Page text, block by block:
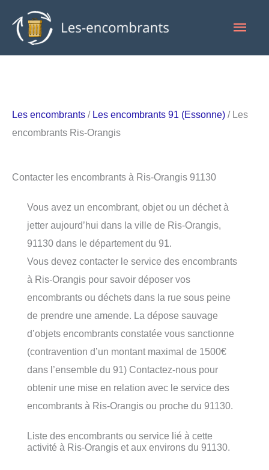
contenu
Les encombrants / Les encombrants 91 (Essonne) / Les
encombrants Ris-Orangis
Contacter les encombrants à Ris-Orangis 91130
Vous avez un encombrant, objet ou un déchet à
jetter aujourd’hui dans la ville de Ris-Orangis,
91130 dans le département du 91.
Vous devez contacter le service des encombrants
à Ris-Orangis pour savoir déposer vos
encombrants ou déchets dans la rue sous peine
de prendre une amende. La dépose sauvage
d’objets encombrants constatée vous sanctionne
(contravention d’un montant maximal de 1500€
dans l’ensemble du 91) Contactez-nous pour
obtenir une mise en relation avec le service des
encombrants à Ris-Orangis ou proche du 91130.
Liste des encombrants ou service lié à cette
activité à Ris-Orangis et aux environs du 91130.